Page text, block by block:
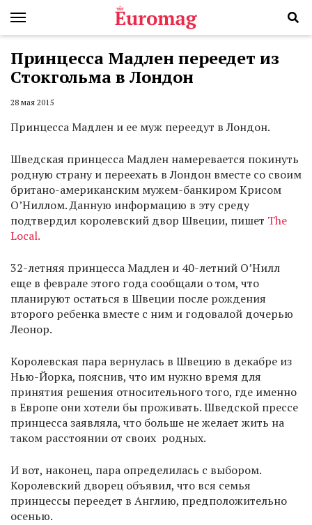
Принцесса Мадлен переедет из
Стокгольма в Лондон
28 мая 2015
Принцесса Мадлен и ее муж переедут в Лондон.
Шведская принцесса Мадлен намеревается покинуть
родную страну и переехать в Лондон вместе со своим
британо-американским мужем-банкиром Крисом
О’Ниллом. Данную информацию в эту среду
подтвердил королевский двор Швеции, пишет The
Local.
32-летняя принцесса Мадлен и 40-летний О’Нилл
еще в феврале этого года сообщали о том, что
планируют остаться в Швеции после рождения
второго ребенка вместе с ним и годовалой дочерью
Леонор.
Королевская пара вернулась в Швецию в декабре из
Нью-Йорка, пояснив, что им нужно время для
принятия решения относительного того, где именно
в Европе они хотели бы проживать. Шведской прессе
принцесса заявляла, что больше не желает жить на
таком расстоянии от своих родных.
И вот, наконец, пара определилась с выбором.
Королевский дворец объявил, что вся семья
принцессы переедет в Англию, предположительно
осенью.